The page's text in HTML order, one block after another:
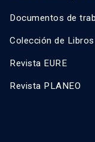
Documentos de
Colección de
Revista EURE
Revista PLANEO